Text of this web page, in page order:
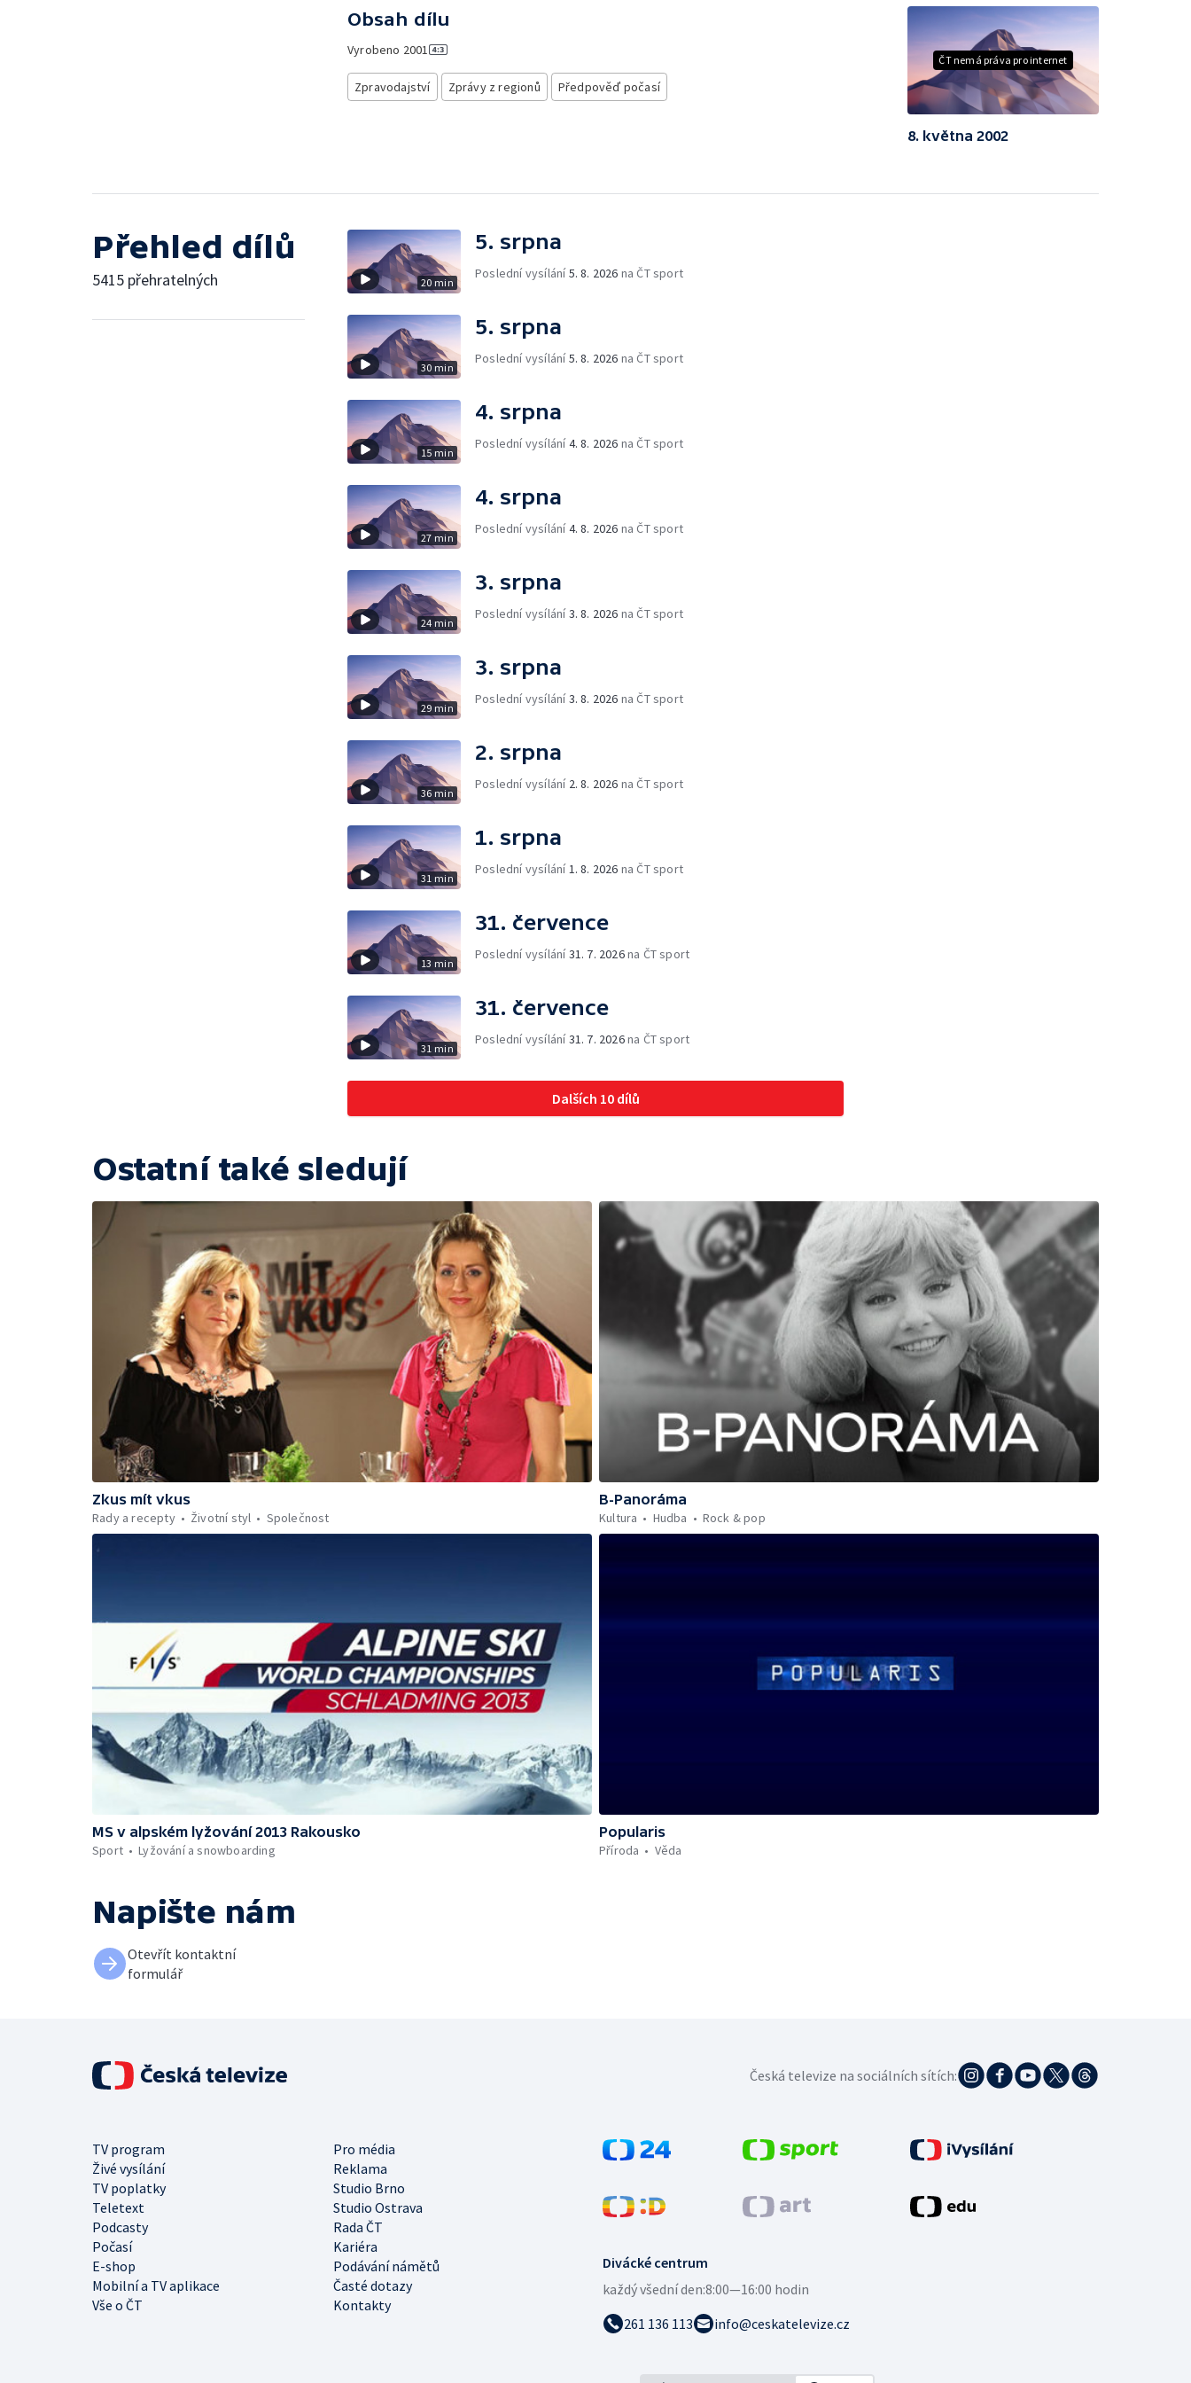
Obsah dílu
Vyrobeno 2001
Zpravodajství Zprávy z regionů Předpověď počasí
ČT nemá práva pro internet
8. května 2002
Přehled dílů
5415 přehratelných 20 min
5. srpna
Poslední vysílání5. 8. 2026 na ČT sport
30 min
5. srpna
Poslední vysílání5. 8. 2026 na ČT sport
15 min
4. srpna
Poslední vysílání4. 8. 2026 na ČT sport
27 min
4. srpna
Poslední vysílání4. 8. 2026 na ČT sport
24 min
3. srpna
Poslední vysílání3. 8. 2026 na ČT sport
29 min
3. srpna
Poslední vysílání3. 8. 2026 na ČT sport
36 min
2. srpna
Poslední vysílání 2. 8. 2026 na ČT sport
31 min
1. srpna
Poslední vysílání 1. 8. 2026 na ČT sport
13 min
31. července
Poslední vysílání31. 7. 2026na ČT sport
31 min
31. července
Poslední vysílání31. 7. 2026na ČT sport
Dalších 10 dílů
Ostatní také sledují
Zkus mít vkus
Rady a recepty
Životní styl Společnost
B-Panoráma
Kultura
Hudba Rock & pop
MS v alpském lyžování 2013 Rakousko
Sport
Lyžování a snowboarding
Popularis
Příroda
Věda
Napište nám
Otevřít kontaktní
formulář
Divácké centrum
každý všední den:8:00—16:00 hodin
261 136 113
info@ceskatelevize.cz
TV program
Pro média
Živé vysílání
Reklama
TV poplatky
Studio Brno
Teletext
Studio Ostrava
Podcasty
Rada ČT
Počasí
Kariéra
E-shop
Podávání námětů
Mobilní a TV aplikace
Časté dotazy
Vše o ČT
Kontakty
Česká televize na sociálních sítích: